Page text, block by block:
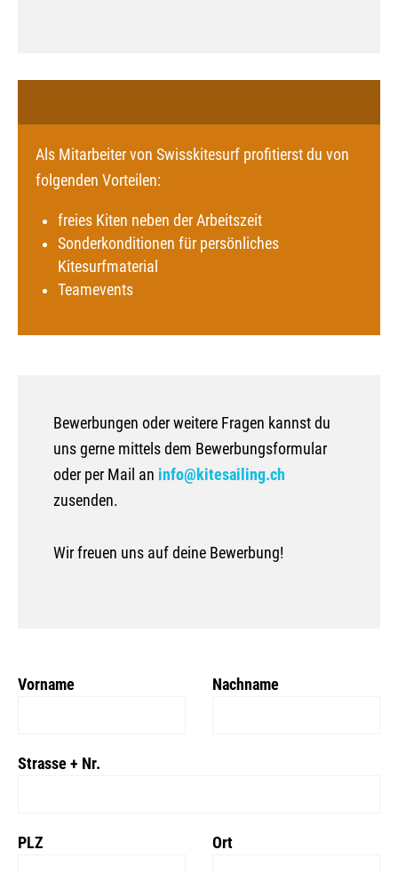
Als Mitarbeiter von Swisskitesurf profitierst du von
folgenden Vorteilen:
freies Kiten neben der Arbeitszeit
Sonderkonditionen für persönliches
Kitesurfmaterial
Teamevents
Leave
Vorname Nachname
Strasse + Nr.
PLZ Ort
Bewerbungen oder weitere Fragen kannst du
uns gerne mittels dem Bewerbungsformular
oder per Mail an info@kitesailing.ch
zusenden.
Wir freuen uns auf deine Bewerbung!